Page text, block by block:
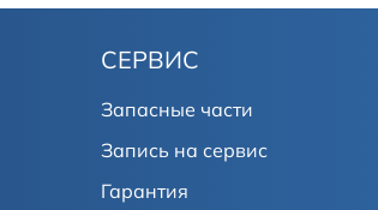
СЕРВИС
Запасные части
Запись на сервис
Гарантия